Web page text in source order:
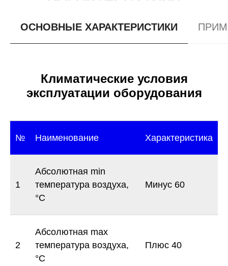
ОСНОВНЫЕ ХАРАКТЕРИСТИКИ
Климатические условия
эксплуатации оборудования
№ Наименование Характеристика
1
Абсолютная min
температура воздуха,
°С
Минус 60
2
Абсолютная max
температура воздуха,
°С
Плюс 40